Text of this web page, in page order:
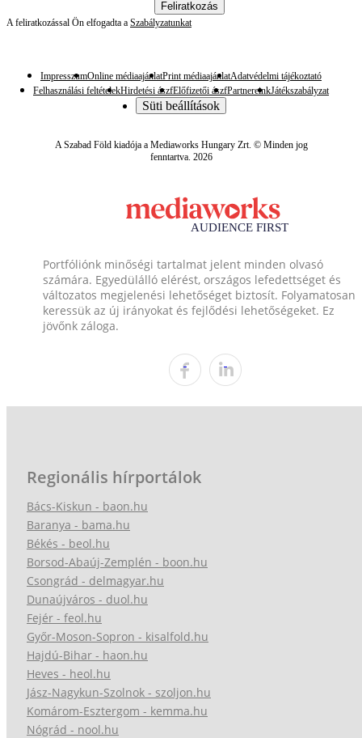
Feliratkozás
A feliratkozással Ön elfogadta a Szabályzatunkat
ImpresszumOnline médiaajánlatPrint médiaajánlatAdatvédelmi tájékoztató
Felhasználási feltételekHirdetési ászfElőfizetői ászfPartnereinkJátékszabályzat
Süti beállítások
A Szabad Föld kiadója a Mediaworks Hungary Zrt. © Minden jog
fenntartva. 2026
Portfóliónk minőségi tartalmat jelent minden olvasó
számára. Egyedülálló elérést, országos lefedettséget és
változatos megjelenési lehetőséget biztosít. Folyamatosan
keressük az új irányokat és fejlődési lehetőségeket. Ez
jövőnk záloga.
Regionális hírportálok
Bács-Kiskun - baon.hu
Baranya - bama.hu
Békés - beol.hu
Borsod-Abaúj-Zemplén - boon.hu
Csongrád - delmagyar.hu
Dunaújváros - duol.hu
Fejér - feol.hu
Győr-Moson-Sopron - kisalfold.hu
Hajdú-Bihar - haon.hu
Heves - heol.hu
Jász-Nagykun-Szolnok - szoljon.hu
Komárom-Esztergom - kemma.hu
Nógrád - nool.hu